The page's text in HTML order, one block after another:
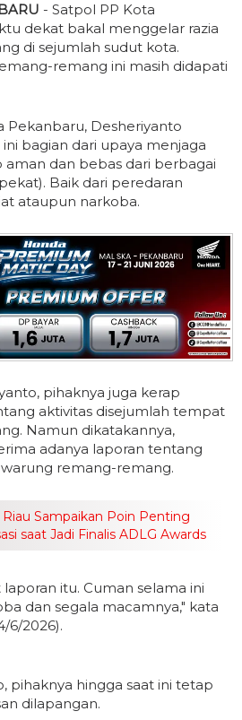
- Satpol PP Kota
dekat bakal menggelar razia
di sejumlah sudut kota.
remang ini masih didapati
Pekanbaru, Desheriyanto
bagian dari upaya menjaga
dan bebas dari berbagai
Baik dari peredaran
ataupun narkoba.
pihaknya juga kerap
aktivitas disejumlah tempat
Namun dikatakannya,
adanya laporan tentang
remang-remang.
Sampaikan Poin Penting
saat Jadi Finalis ADLG Awards
itu. Cuman selama ini
dan segala macamnya," kata
6/2026).
pihaknya hingga saat ini tetap
dilapangan.